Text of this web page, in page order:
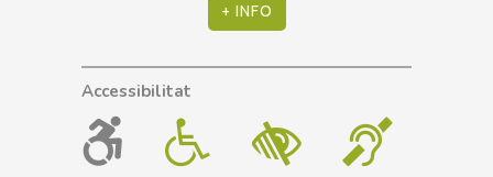
+ INFO
Accessibilitat